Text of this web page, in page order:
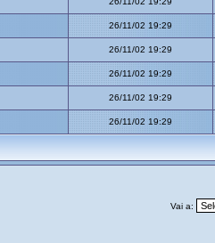
26/11/02 19:29
26/11/02 19:29
26/11/02 19:29
26/11/02 19:29
26/11/02 19:29
Vai a: